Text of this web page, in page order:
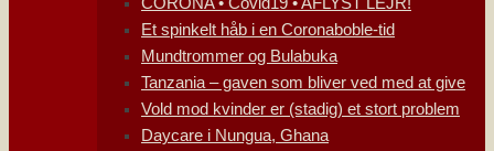
Et spinkelt håb i en Coronaboble-tid
Mundtrommer og Bulabuka
Tanzania – gaven som bliver ved med at give
Vold mod kvinder er (stadig) et stort problem
Daycare i Nungua, Ghana